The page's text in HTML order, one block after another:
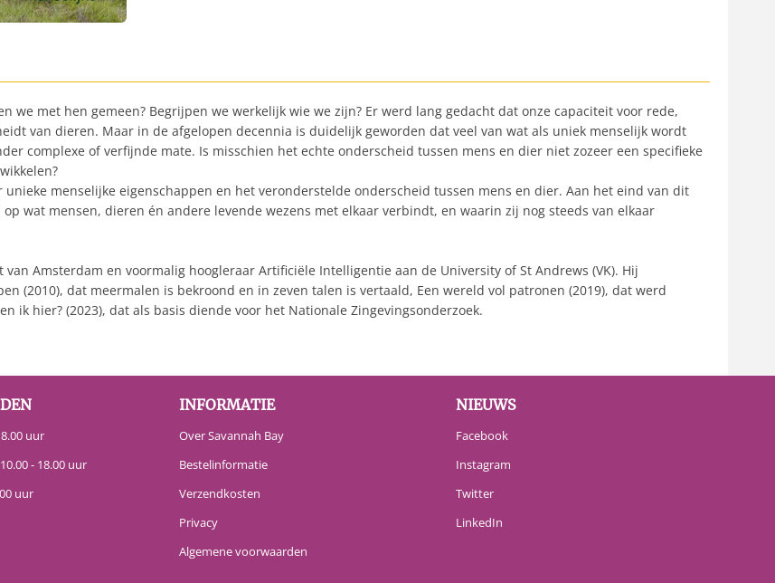
we met hen gemeen? Begrijpen we werkelijk wie we zijn? Er werd lang gedacht dat onze capaciteit voor rede,
van dieren. Maar in de afgelopen decennia is duidelijk geworden dat veel van wat als uniek menselijk wordt
complexe of verfijnde mate. Is misschien het echte onderscheid tussen mens en dier niet zozeer een specifieke
menselijke eigenschappen en het veronderstelde onderscheid tussen mens en dier. Aan het eind van dit
wat mensen, dieren én andere levende wezens met elkaar verbindt, en waarin zij nog steeds van elkaar
Amsterdam en voormalig hoogleraar Artificiële Intelligentie aan de University of St Andrews (VK). Hij
(2010), dat meermalen is bekroond en in zeven talen is vertaald, Een wereld vol patronen (2019), dat werd
ik hier? (2023), dat als basis diende voor het Nationale Zingevingsonderzoek.
uur
- 18.00 uur
uur
INFORMATIE
Over Savannah Bay
Bestelinformatie
Verzendkosten
Privacy
Algemene voorwaarden
NIEUWS
Facebook
Instagram
Twitter
LinkedIn